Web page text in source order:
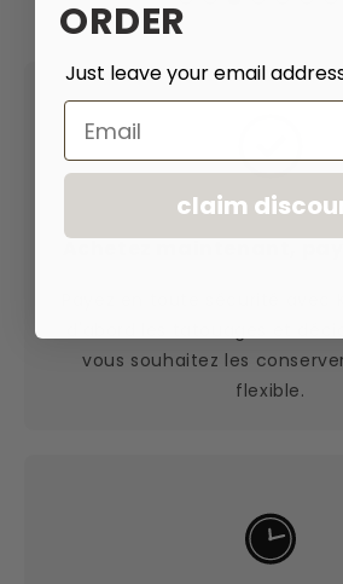
vous souhaitez les
flexible.
ORDER
Just leave your email
Email
claim